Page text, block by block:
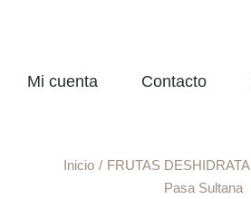
Mi cuenta Contacto
Inicio FRUTAS
Pasa Sultana